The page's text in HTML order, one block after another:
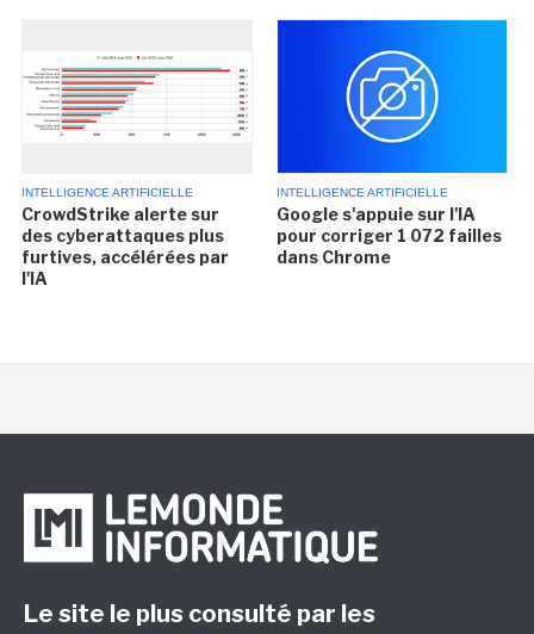
INTELLIGENCE ARTIFICIELLE
CrowdStrike alerte sur
des cyberattaques plus
furtives, accélérées par
l'IA
INTELLIGENCE ARTIFICIELLE
Google s'appuie sur l'IA
pour corriger 1 072 failles
dans Chrome
Le site le plus consulté par les